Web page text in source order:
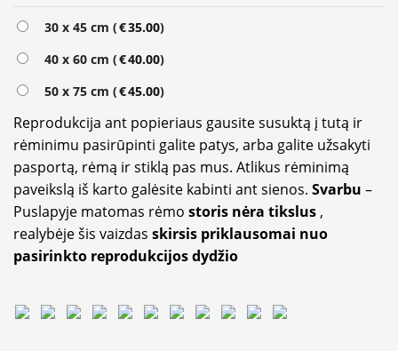
30 x 45 cm (€35.00)
40 x 60 cm (€40.00)
50 x 75 cm (€45.00)
Reprodukcija ant popieriaus gausite susuktą į tutą ir
rėminimu pasirūpinti galite patys, arba galite užsakyti
pasportą, rėmą ir stiklą pas mus. Atlikus rėminimą
paveikslą iš karto galėsite kabinti ant sienos. Svarbu –
Puslapyje matomas rėmo storis nėra tikslus ,
realybėje šis vaizdas skirsis priklausomai nuo
pasirinkto reprodukcijos dydžio
Alternative: